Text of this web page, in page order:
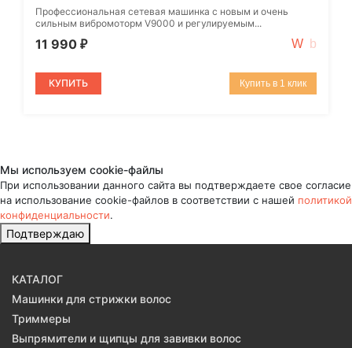
Профессиональная сетевая машинка с новым и очень
сильным вибромоторм V9000 и регулируемым...
11 990 ₽
КУПИТЬ Купить в 1 клик
Мы используем cookie-файлы
При использовании данного сайта вы подтверждаете свое согласие
на использование cookie-файлов в соответствии с нашей политикой
конфиденциальности.
Подтверждаю
КАТАЛОГ
Машинки для стрижки волос
Триммеры
Выпрямители и щипцы для завивки волос